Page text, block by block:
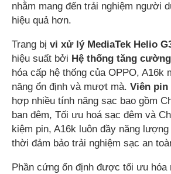
nhằm mang đến trải nghiệm người
hiệu quả hơn.
Trang bị vi xử lý MediaTek Helio
hiệu suất bởi Hệ thống tăng cường
hóa cấp hệ thống của OPPO, A16k
năng ổn định và mượt mà. Viên pin
hợp nhiều tính năng sạc bao gồm
ban đêm, Tối ưu hoá sạc đêm và
kiệm pin, A16k luôn đầy năng
thời đảm bảo trải nghiệm sạc an
Phần cứng ổn định được tối ưu hóa